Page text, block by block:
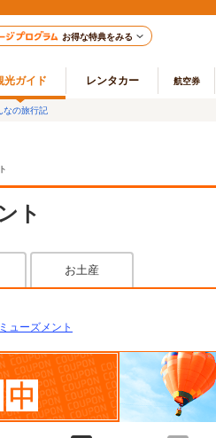
お得な特典をみる
光ガイド レンタカー 航空券
なの旅行記
ト
お土産
ューズメント